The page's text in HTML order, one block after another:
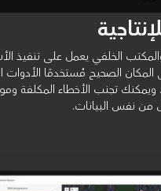
الخلفي يعمل على تنفيذ
المكان الصحيح مُستخدمًا الأدوات
ويمكنك تجنب الأخطاء المكلفة
نفس البيانات.